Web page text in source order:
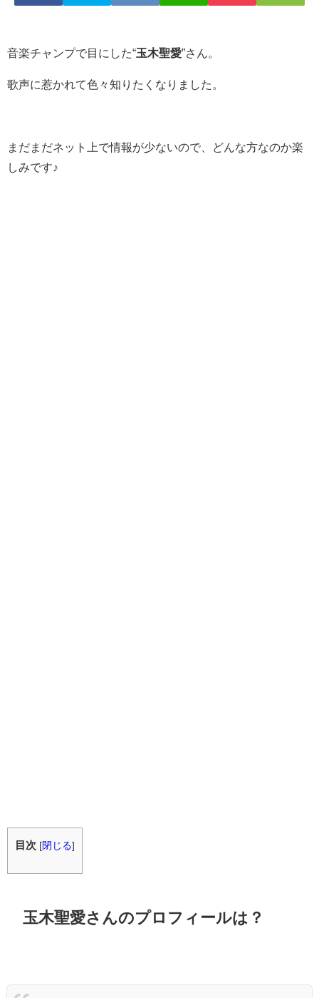
音楽チャンプで目にした“玉木聖愛”さん。
歌声に惹かれて色々知りたくなりました。
まだまだネット上で情報が少ないので、どんな方なのか楽
しみです♪
目次 [閉じる]
玉木聖愛さんのプロフィールは？